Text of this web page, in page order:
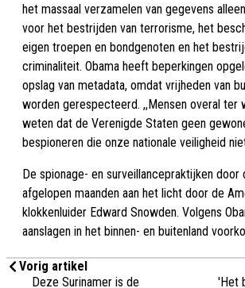
het massaal verzamelen van gegevens
voor het bestrijden van terrorisme, het
eigen troepen en bondgenoten en het
criminaliteit. Obama heeft beperkingen
opslag van metadata, omdat vrijheden van
worden gerespecteerd. ,,Mensen overal ter
weten dat de Verenigde Staten geen
bespioneren die onze nationale veiligheid
De spionage- en surveillancepraktijken door
afgelopen maanden aan het licht door de
klokkenluider Edward Snowden. Volgens
aanslagen in het binnen- en buitenland
Vorig artikel
Deze Surinamer is de
'Het